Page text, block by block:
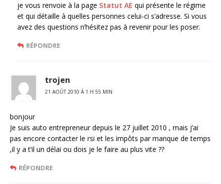
je vous renvoie à la page Statut AE qui présente le régime
et qui détaille à quelles personnes celui-ci s’adresse. Si vous
avez des questions n’hésitez pas à revenir pour les poser.
RÉPONDRE
trojen
21 AOÛT 2010 À 1 H 55 MIN
bonjour
Je suis auto entrepreneur depuis le 27 juillet 2010 , mais j’ai
pas encore contacter le rsi et les impôts par manque de temps
,il y a t’il un délai ou dois je le faire au plus vite ??
RÉPONDRE